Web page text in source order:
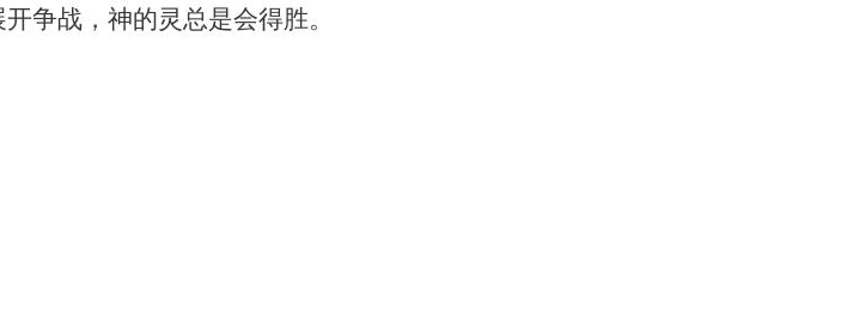
争战，神的灵总是会得胜。